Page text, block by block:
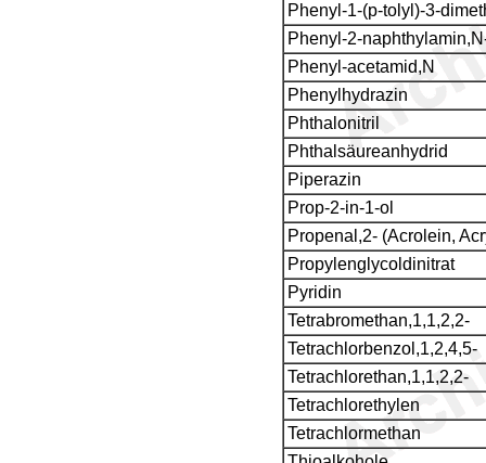
Phenyl-1-(p-tolyl)-3-
Phenyl-2-
Phenyl-acetamid,N
Phenylhydrazin
Phthalonitril
Phthalsäureanhydrid
Piperazin
Prop-2-in-1-ol
Propenal,2- (Acrolein,
Propylenglycoldinitrat
Pyridin
Tetrabromethan,1,1,2,2-
Tetrachlorbenzol,1,2,4,5-
Tetrachlorethan,1,1,2,2-
Tetrachlorethylen
Tetrachlormethan